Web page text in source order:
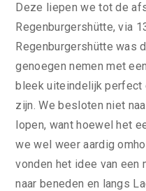
Deze liepen we tot de
Regenburgershütte, via
Regenburgershütte was
genoegen nemen met
bleek uiteindelijk perfect
zijn. We besloten niet
lopen, want hoewel het
we wel weer aardig
vonden het idee van een
naar beneden en langs